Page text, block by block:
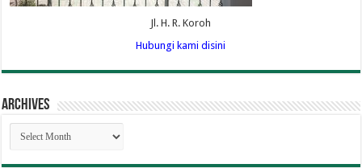
Jl. H. R. Koroh
Hubungi kami disini
Archives
Archives